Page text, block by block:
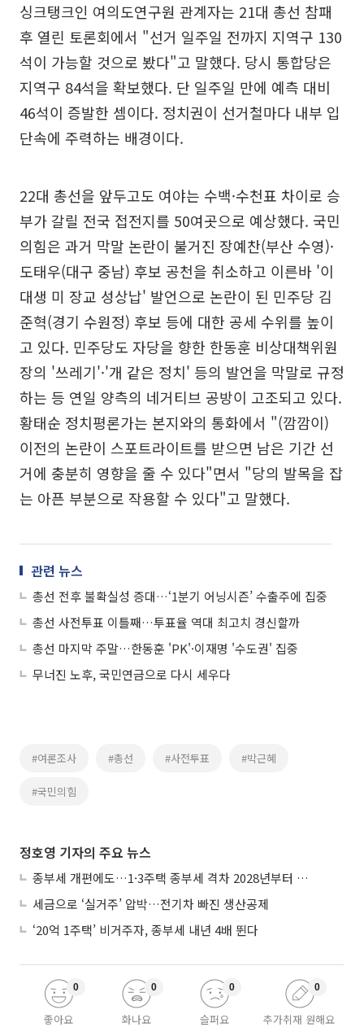
싱크탱크인 여의도연구원 관계자는 21대 총선 참패
후 열린 토론회에서 "선거 일주일 전까지 지역구 130
석이 가능할 것으로 봤다"고 말했다. 당시 통합당은
지역구 84석을 확보했다. 단 일주일 만에 예측 대비
46석이 증발한 셈이다. 정치권이 선거철마다 내부 입
단속에 주력하는 배경이다.
22대 총선을 앞두고도 여야는 수백·수천표 차이로 승
부가 갈릴 전국 접전지를 50여곳으로 예상했다. 국민
의힘은 과거 막말 논란이 불거진 장예찬(부산 수영)·
도태우(대구 중남) 후보 공천을 취소하고 이른바 '이
대생 미 장교 성상납' 발언으로 논란이 된 민주당 김
준혁(경기 수원정) 후보 등에 대한 공세 수위를 높이
고 있다. 민주당도 자당을 향한 한동훈 비상대책위원
장의 '쓰레기'·'개 같은 정치' 등의 발언을 막말로 규정
하는 등 연일 양측의 네거티브 공방이 고조되고 있다.
황태순 정치평론가는 본지와의 통화에서 "(깜깜이)
이전의 논란이 스포트라이트를 받으면 남은 기간 선
거에 충분히 영향을 줄 수 있다"면서 "당의 발목을 잡
는 아픈 부분으로 작용할 수 있다"고 말했다.
관련 뉴스
총선 전후 불확실성 증대…‘1분기 어닝시즌’ 수출주에 집중
총선 사전투표 이틀째…투표율 역대 최고치 경신할까
총선 마지막 주말…한동훈 'PK'·이재명 '수도권' 집중
무너진 노후, 국민연금으로 다시 세우다
#여론조사 #총선 #사전투표 #박근혜
#국민의힘
정호영 기자의 주요 뉴스
종부세 개편에도…1·3주택 종부세 격차 2028년부터 확대
세금으로 ‘실거주’ 압박…전기차 빠진 생산공제
‘20억 1주택’ 비거주자, 종부세 내년 4배 뛴다
좋아요
0
화나요
0
슬퍼요
0
추가취재 원해요
0